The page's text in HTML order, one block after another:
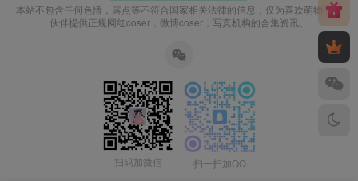
本站不包含任何色情，露点等不符合国家相关法律的信息，仅为喜欢萌物的小
伙伴提供正规网红coser，微博coser，写真机构的合集资讯。
扫码加微信 扫一扫加QQ